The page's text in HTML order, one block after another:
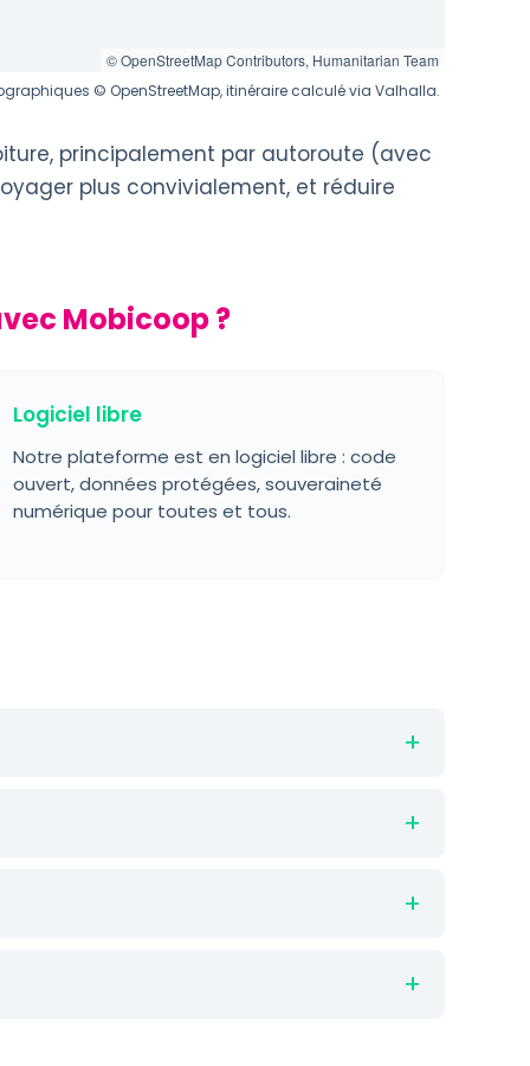
© OpenStreetMap Contributors, Humanitarian Team
© OpenStreetMap, itinéraire calculé via Valhalla.
principalement par autoroute (avec
plus convivialement, et réduire
Mobicoop ?
Logiciel libre
Notre plateforme est en logiciel libre : code
ouvert, données protégées, souveraineté
numérique pour toutes et tous.